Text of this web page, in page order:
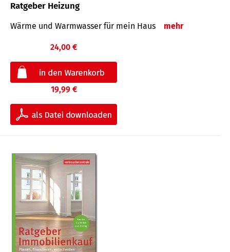
Ratgeber Heizung
Wärme und Warmwasser für mein Haus mehr
24,00 €
19,99 €